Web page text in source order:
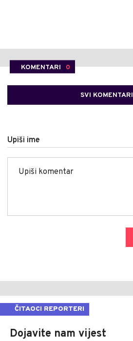
KOMENTARI 0
SVI KOMENTARI
Upiši ime
ČITAOCI REPORTERI
Dojavite nam vijest